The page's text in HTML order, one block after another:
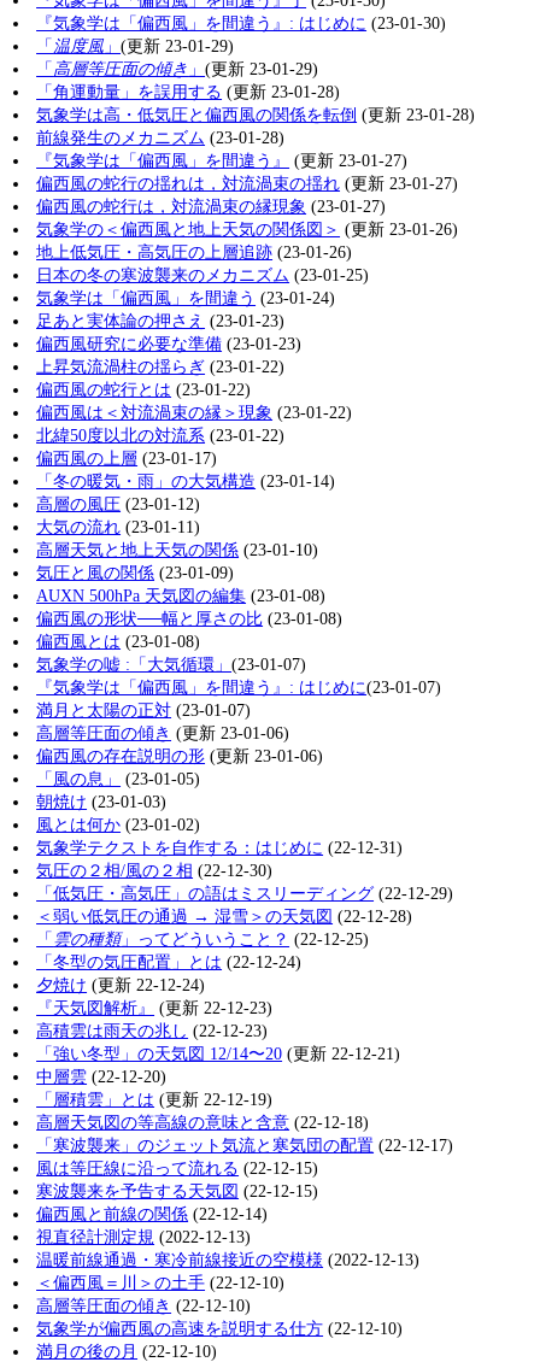
『気象学は「偏西風」を間違う』: はじめに (23-01-30)
「 温度風 」(更新 23-01-29)
「高層等圧面の傾き 」(更新 23-01-29)
「角運動量」を誤用する (更新 23-01-28)
気象学は高・低気圧と偏西風の関係を転倒 (更新 23-01-28)
前線発生のメカニズム (23-01-28)
『気象学は「偏西風」を間違う』
(更新 23-01-27)
偏西風の蛇行の揺れは，対流渦束の揺れ (更新 23-01-27)
偏西風の蛇行は，対流渦束の縁現象 (23-01-27)
気象学の＜偏西風と地上天気の関係図＞ (更新 23-01-26)
地上低気圧・高気圧の上層追跡 (23-01-26)
日本の冬の寒波襲来のメカニズム (23-01-25)
気象学は「偏西風」を間違う (23-01-24)
足あと実体論の押さえ (23-01-23)
偏西風研究に必要な準備 (23-01-23)
上昇気流渦柱の揺らぎ (23-01-22)
偏西風の蛇行とは (23-01-22)
偏西風は＜対流渦束の縁＞現象 (23-01-22)
北緯50度以北の対流系 (23-01-22)
偏西風の上層 (23-01-17)
「冬の暖気・雨」の大気構造 (23-01-14)
高層の風圧 (23-01-12)
大気の流れ (23-01-11)
高層天気と地上天気の関係 (23-01-10)
気圧と風の関係 (23-01-09)
AUXN 500hPa 天気図の編集 (23-01-08)
偏西風の形状──幅と厚さの比 (23-01-08)
偏西風とは (23-01-08)
気象学の嘘 :「大気循環」(23-01-07)
『気象学は「偏西風」を間違う』: はじめに(23-01-07)
満月と太陽の正対 (23-01-07)
高層等圧面の傾き (更新 23-01-06)
偏西風の存在説明の形 (更新 23-01-06)
「風の息」
(23-01-05)
朝焼け (23-01-03)
風とは何か (23-01-02)
気象学テクストを自作する：はじめに (22-12-31)
気圧の２相/風の２相 (22-12-30)
「低気圧・高気圧」の語はミスリーディング (22-12-29)
＜弱い低気圧の通過 → 湿雪＞の天気図 (22-12-28)
「雲の種類」ってどういうこと？ (22-12-25)
「冬型の気圧配置」とは (22-12-24)
夕焼け (更新 22-12-24)
『天気図解析』
(更新 22-12-23)
高積雲は雨天の兆し (22-12-23)
「強い冬型」の天気図 12/14〜20 (更新 22-12-21)
中層雲 (22-12-20)
「層積雲」とは (更新 22-12-19)
高層天気図の等高線の意味と含意 (22-12-18)
「寒波襲来」のジェット気流と寒気団の配置 (22-12-17)
風は等圧線に沿って流れる (22-12-15)
寒波襲来を予告する天気図 (22-12-15)
偏西風と前線の関係 (22-12-14)
視直径計測定規 (2022-12-13)
温暖前線通過・寒冷前線接近の空模様 (2022-12-13)
＜偏西風＝川＞の土手 (22-12-10)
高層等圧面の傾き (22-12-10)
気象学が偏西風の高速を説明する仕方 (22-12-10)
満月の後の月 (22-12-10)